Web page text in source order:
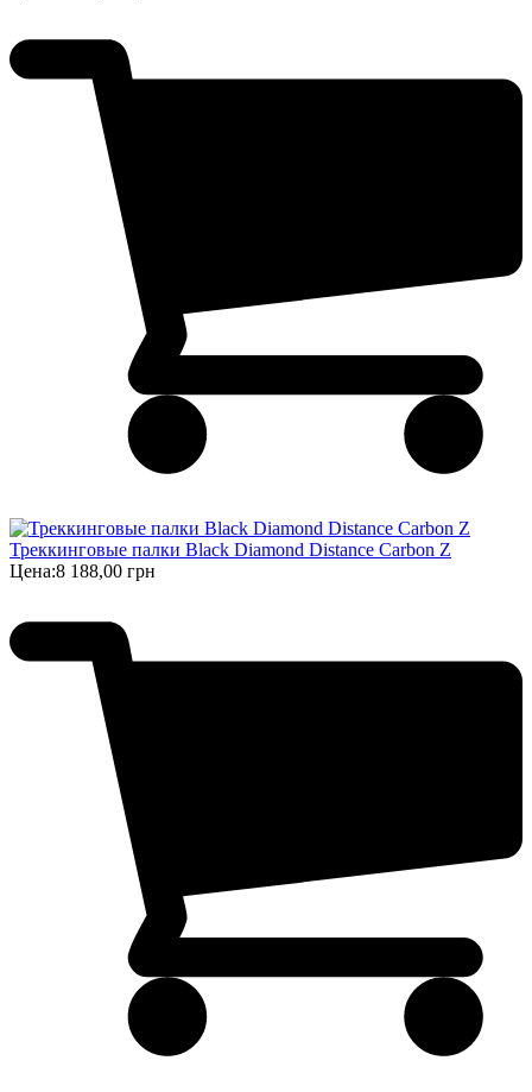
Треккинговые палки Black Diamond Distance Carbon Z
Цена:8 188,00 грн